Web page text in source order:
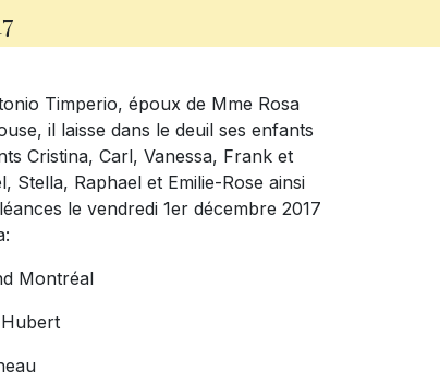
Timperio, époux de Mme Rosa
il laisse dans le deuil ses enfants
Cristina, Carl, Vanessa, Frank et
Raphael et Emilie-Rose ainsi
le vendredi 1er décembre 2017
Montréal